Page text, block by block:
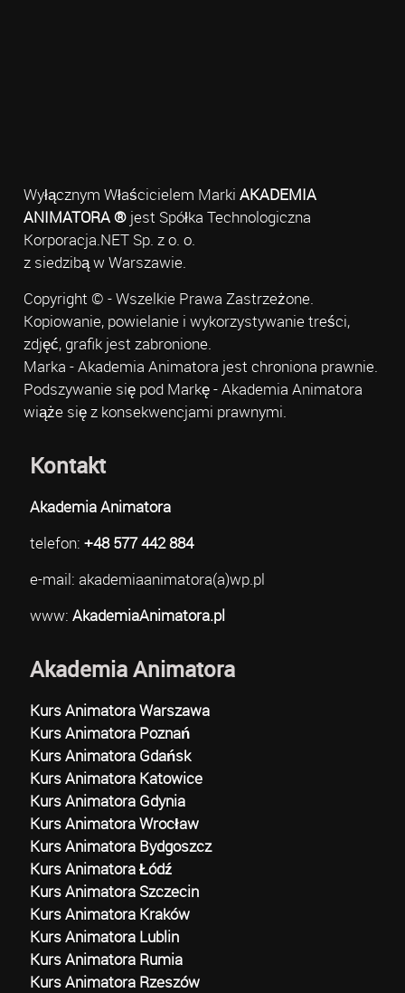
Wyłącznym Właścicielem Marki AKADEMIA
ANIMATORA ®jest Spółka Technologiczna
Korporacja.NET Sp. z o. o.
z siedzibą w Warszawie.
Copyright © - Wszelkie Prawa Zastrzeżone.
Kopiowanie, powielanie i wykorzystywanie treści,
zdjęć, grafik jest zabronione.
Marka - Akademia Animatora jest chroniona prawnie.
Podszywanie się pod Markę - Akademia Animatora
wiąże się z konsekwencjami prawnymi.
Kontakt
Akademia Animatora
telefon: +48 577 442 884
e-mail: akademiaanimatora(a)wp.pl
www: AkademiaAnimatora.pl
Akademia Animatora
Kurs Animatora Warszawa
Kurs Animatora Poznań
Kurs Animatora Gdańsk
Kurs Animatora Katowice
Kurs Animatora Gdynia
Kurs Animatora Wrocław
Kurs Animatora Bydgoszcz
Kurs Animatora Łódź
Kurs Animatora Szczecin
Kurs Animatora Kraków
Kurs Animatora Lublin
Kurs Animatora Rumia
Kurs Animatora Rzeszów